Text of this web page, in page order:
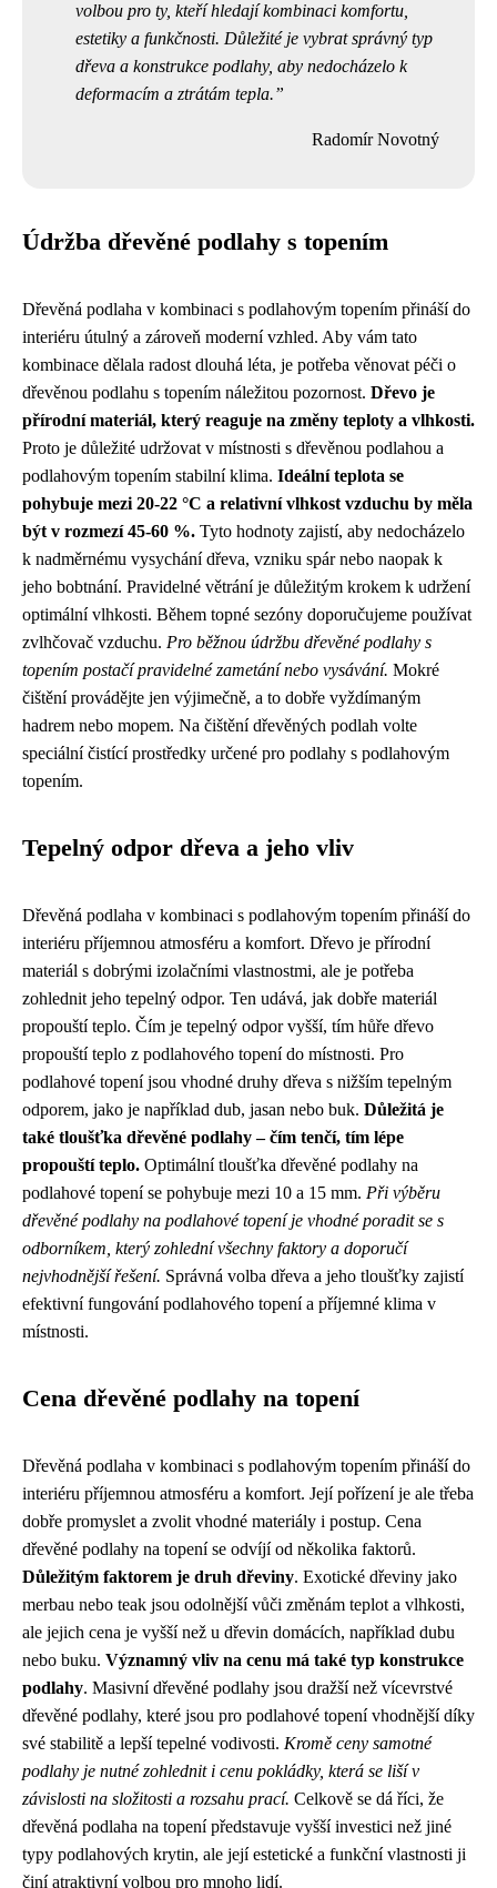
volbou pro ty, kteří hledají kombinaci komfortu,
estetiky a funkčnosti. Důležité je vybrat správný typ
dřeva a konstrukce podlahy, aby nedocházelo k
deformacím a ztrátám tepla.
Radomír Novotný
Údržba dřevěné podlahy s topením
Dřevěná podlaha v kombinaci s podlahovým topením přináší do
interiéru útulný a zároveň moderní vzhled. Aby vám tato
kombinace dělala radost dlouhá léta, je potřeba věnovat péči o
dřevěnou podlahu s topením náležitou pozornost. Dřevo je
přírodní materiál, který reaguje na změny teploty a vlhkosti.
Proto je důležité udržovat v místnosti s dřevěnou podlahou a
podlahovým topením stabilní klima. Ideální teplota se
pohybuje mezi 20-22 °C a relativní vlhkost vzduchu by měla
být v rozmezí 45-60 %. Tyto hodnoty zajistí, aby nedocházelo
k nadměrnému vysychání dřeva, vzniku spár nebo naopak k
jeho bobtnání. Pravidelné větrání je důležitým krokem k udržení
optimální vlhkosti. Během topné sezóny doporučujeme používat
zvlhčovač vzduchu. Pro běžnou údržbu dřevěné podlahy s
topením postačí pravidelné zametání nebo vysávání. Mokré
čištění provádějte jen výjimečně, a to dobře vyždímaným
hadrem nebo mopem. Na čištění dřevěných podlah volte
speciální čistící prostředky určené pro podlahy s podlahovým
topením.
Tepelný odpor dřeva a jeho vliv
Dřevěná podlaha v kombinaci s podlahovým topením přináší do
interiéru příjemnou atmosféru a komfort. Dřevo je přírodní
materiál s dobrými izolačními vlastnostmi, ale je potřeba
zohlednit jeho tepelný odpor. Ten udává, jak dobře materiál
propouští teplo. Čím je tepelný odpor vyšší, tím hůře dřevo
propouští teplo z podlahového topení do místnosti. Pro
podlahové topení jsou vhodné druhy dřeva s nižším tepelným
odporem, jako je například dub, jasan nebo buk. Důležitá je
také tloušťka dřevěné podlahy – čím tenčí, tím lépe
propouští teplo. Optimální tloušťka dřevěné podlahy na
podlahové topení se pohybuje mezi 10 a 15 mm. Při výběru
dřevěné podlahy na podlahové topení je vhodné poradit se s
odborníkem, který zohlední všechny faktory a doporučí
nejvhodnější řešení. Správná volba dřeva a jeho tloušťky zajistí
efektivní fungování podlahového topení a příjemné klima v
místnosti.
Cena dřevěné podlahy na topení
Dřevěná podlaha v kombinaci s podlahovým topením přináší do
interiéru příjemnou atmosféru a komfort. Její pořízení je ale třeba
dobře promyslet a zvolit vhodné materiály i postup. Cena
dřevěné podlahy na topení se odvíjí od několika faktorů.
Důležitým faktorem je druh dřeviny. Exotické dřeviny jako
merbau nebo teak jsou odolnější vůči změnám teplot a vlhkosti,
ale jejich cena je vyšší než u dřevin domácích, například dubu
nebo buku. Významný vliv na cenu má také typ konstrukce
podlahy. Masivní dřevěné podlahy jsou dražší než vícevrstvé
dřevěné podlahy, které jsou pro podlahové topení vhodnější díky
své stabilitě a lepší tepelné vodivosti. Kromě ceny samotné
podlahy je nutné zohlednit i cenu pokládky, která se liší v
závislosti na složitosti a rozsahu prací. Celkově se dá říci, že
dřevěná podlaha na topení představuje vyšší investici než jiné
typy podlahových krytin, ale její estetické a funkční vlastnosti ji
činí atraktivní volbou pro mnoho lidí.